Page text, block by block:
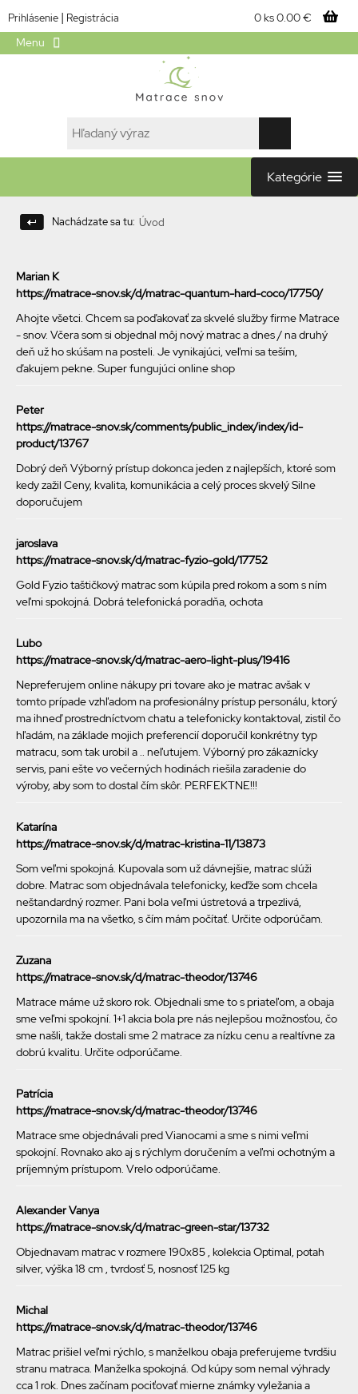
Prihlásenie | Registrácia 0 ks0.00 €
Menu
Kategórie
Nachádzate sa tu: Úvod
Marian K
https://matrace-snov.sk/d/matrac-quantum-hard-coco/17750/
Ahojte všetci. Chcem sa poďakovať za skvelé služby firme Matrace
- snov. Včera som si objednal môj nový matrac a dnes / na druhý
deň už ho skúšam na posteli. Je vynikajúci, veľmi sa teším,
ďakujem pekne. Super fungujúci online shop
Peter
https://matrace-snov.sk/comments/public_index/index/id-
product/13767
Dobrý deň Výborný prístup dokonca jeden z najlepších, ktoré som
kedy zažil Ceny, kvalita, komunikácia a celý proces skvelý Silne
doporučujem
jaroslava
https://matrace-snov.sk/d/matrac-fyzio-gold/17752
Gold Fyzio taštičkový matrac som kúpila pred rokom a som s ním
veľmi spokojná. Dobrá telefonická poradňa, ochota
Lubo
https://matrace-snov.sk/d/matrac-aero-light-plus/19416
Nepreferujem online nákupy pri tovare ako je matrac avšak v
tomto prípade vzhľadom na profesionálny prístup personálu, ktorý
ma ihneď prostredníctvom chatu a telefonicky kontaktoval, zistil čo
hľadám, na základe mojich preferencií doporučil konkrétny typ
matracu, som tak urobil a .. neľutujem. Výborný pro zákaznícky
servis, pani ešte vo večerných hodinách riešila zaradenie do
výroby, aby som to dostal čím skôr. PERFEKTNE!!!
Katarína
https://matrace-snov.sk/d/matrac-kristina-11/13873
Som veľmi spokojná. Kupovala som už dávnejšie, matrac slúži
dobre. Matrac som objednávala telefonicky, keďže som chcela
neštandardný rozmer. Pani bola veľmi ústretová a trpezlivá,
upozornila ma na všetko, s čím mám počítať. Určite odporúčam.
Zuzana
https://matrace-snov.sk/d/matrac-theodor/13746
Matrace máme už skoro rok. Objednali sme to s priateľom, a obaja
sme veľmi spokojní. 1+1 akcia bola pre nás nejlepšou možnosťou, čo
sme našli, takže dostali sme 2 matrace za nízku cenu a realtívne za
dobrú kvalitu. Určite odporúčame.
Patrícia
https://matrace-snov.sk/d/matrac-theodor/13746
Matrace sme objednávali pred Vianocami a sme s nimi veľmi
spokojní. Rovnako ako aj s rýchlym doručením a veľmi ochotným a
príjemným prístupom. Vrelo odporúčame.
Alexander Vanya
https://matrace-snov.sk/d/matrac-green-star/13732
Objednavam matrac v rozmere 190x85 , kolekcia Optimal, potah
silver, výška 18 cm , tvrdosť 5, nosnosť 125 kg
Michal
https://matrace-snov.sk/d/matrac-theodor/13746
Matrac prišiel veľmi rýchlo, s manželkou obaja preferujeme tvrdšiu
stranu matraca. Manželka spokojná. Od kúpy som nemal výhrady
cca 1 rok. Dnes začínam pociťovať mierne známky vyležania a